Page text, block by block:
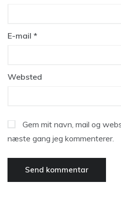
E-mail *
Websted
Gem mit navn, mail og
næste gang jeg kommenterer.